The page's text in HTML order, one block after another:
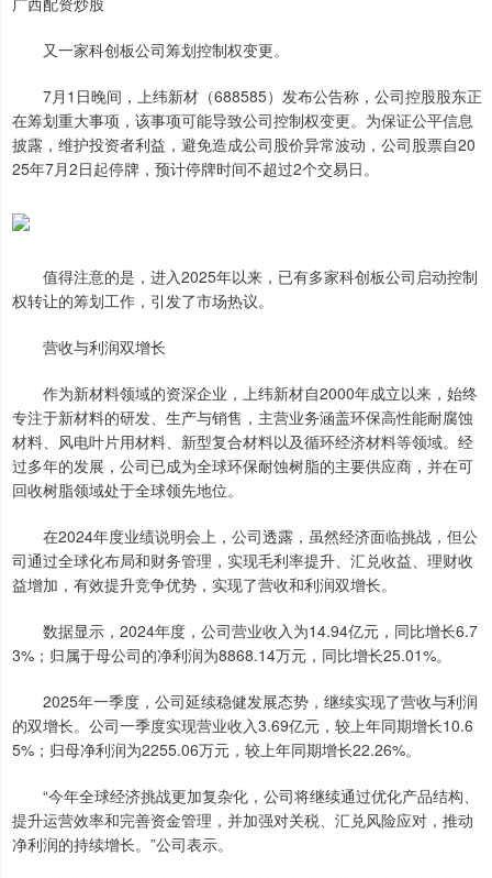
又一家科创板公司筹划控制权变更。
7月1日晚间，上纬新材（688585）发布公告称，公司控股股东正
在筹划重大事项，该事项可能导致公司控制权变更。为保证公平信息
披露，维护投资者利益，避免造成公司股价异常波动，公司股票自20
25年7月2日起停牌，预计停牌时间不超过2个交易日。
值得注意的是，进入2025年以来，已有多家科创板公司启动控制
权转让的筹划工作，引发了市场热议。
营收与利润双增长
作为新材料领域的资深企业，上纬新材自2000年成立以来，始终
专注于新材料的研发、生产与销售，主营业务涵盖环保高性能耐腐蚀
材料、风电叶片用材料、新型复合材料以及循环经济材料等领域。经
过多年的发展，公司已成为全球环保耐蚀树脂的主要供应商，并在可
回收树脂领域处于全球领先地位。
在2024年度业绩说明会上，公司透露，虽然经济面临挑战，但公
司通过全球化布局和财务管理，实现毛利率提升、汇兑收益、理财收
益增加，有效提升竞争优势，实现了营收和利润双增长。
数据显示，2024年度，公司营业收入为14.94亿元，同比增长6.7
3%；归属于母公司的净利润为8868.14万元，同比增长25.01%。
2025年一季度，公司延续稳健发展态势，继续实现了营收与利润
的双增长。公司一季度实现营业收入3.69亿元，较上年同期增长10.6
5%；归母净利润为2255.06万元，较上年同期增长22.26%。
“今年全球经济挑战更加复杂化，公司将继续通过优化产品结构、
提升运营效率和完善资金管理，并加强对关税、汇兑风险应对，推动
净利润的持续增长。”公司表示。